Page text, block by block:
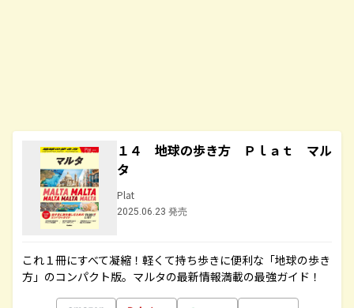
１４ 地球の歩き方 Ｐｌａｔ マル
タ
Plat
2025.06.23 発売
これ１冊にすべて凝縮！軽くて持ち歩きに便利な「地球の歩き
方」のコンパクト版。マルタの最新情報満載の最強ガイド！